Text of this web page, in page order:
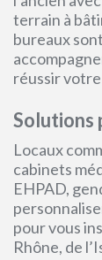
terrain à
bureaux
réussir
Solutions
Locaux
cabinets
EHPAD,
pour vous
Rhône, de